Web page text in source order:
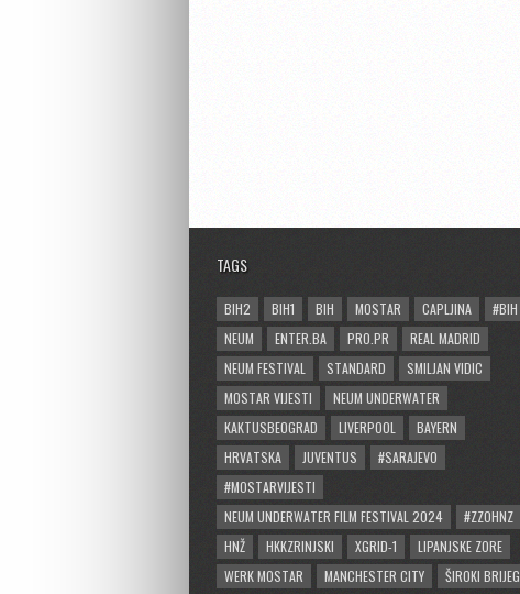
TAGS
BIH2 BIH1 BIH MOSTAR CAPLJINA
#BIH
NEUM
ENTER.BA PRO.PR
REAL MADRID
NEUM FESTIVAL
STANDARD
SMILJAN VIDIC
MOSTAR VIJESTI
NEUM UNDERWATER
KAKTUSBEOGRAD
LIVERPOOL
BAYERN
HRVATSKA
JUVENTUS
#SARAJEVO
#MOSTARVIJESTI
NEUM UNDERWATER FILM FESTIVAL 2024
#ZZOHNZ
HNŽ
HKKZRINJSKI XGRID-1
LIPANJSKE ZORE
WERK MOSTAR
MANCHESTER CITY ŠIROKI BRIJEG